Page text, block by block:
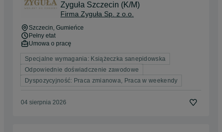
Zyguła Szczecin (K/M)
Firma Zyguła Sp. z o.o.
Szczecin, Gumieńce
Pełny etat
Umowa o pracę
Specjalne wymagania: Książeczka sanepidowska
Odpowiednie doświadczenie zawodowe
Dyspozycyjność: Praca zmianowa, Praca w weekendy
04 sierpnia 2026